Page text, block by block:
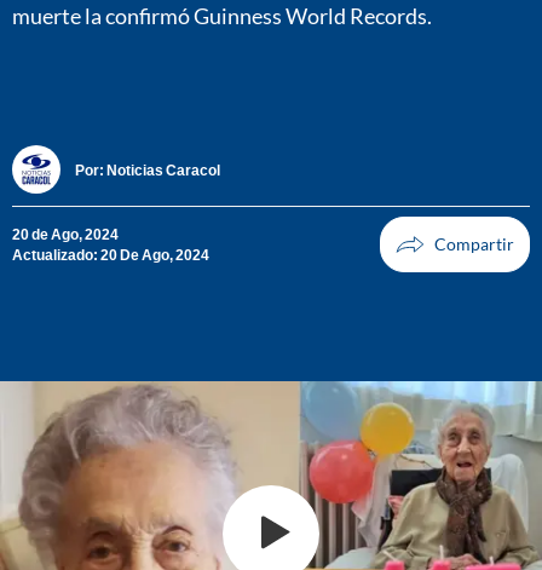
muerte la confirmó Guinness World Records.
Por: Noticias Caracol
20 de Ago, 2024
Actualizado: 20 De Ago, 2024